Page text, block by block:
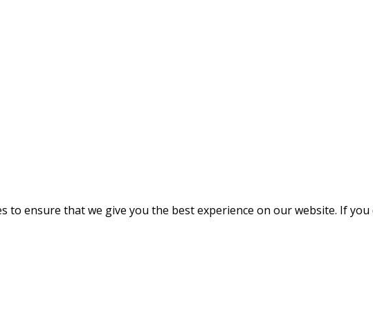
to ensure that we give you the best experience on our website. If